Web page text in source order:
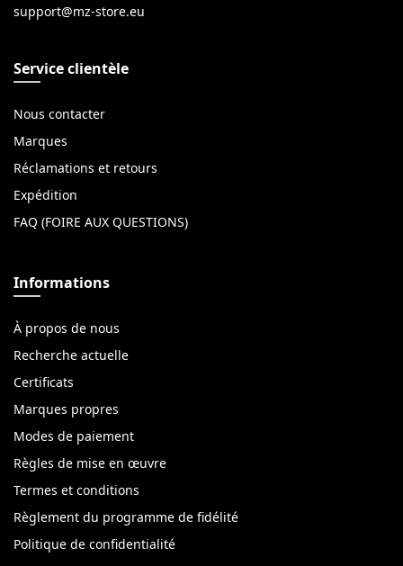
Service clientèle
Nous contacter
Marques
Réclamations et retours
Expédition
FAQ (FOIRE AUX QUESTIONS)
Informations
À propos de nous
Recherche actuelle
Certificats
Marques propres
Modes de paiement
Règles de mise en œuvre
Termes et conditions
Règlement du programme de fidélité
Politique de confidentialité